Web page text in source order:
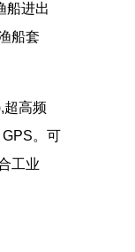
船进出
船套
超高频
。可
工业